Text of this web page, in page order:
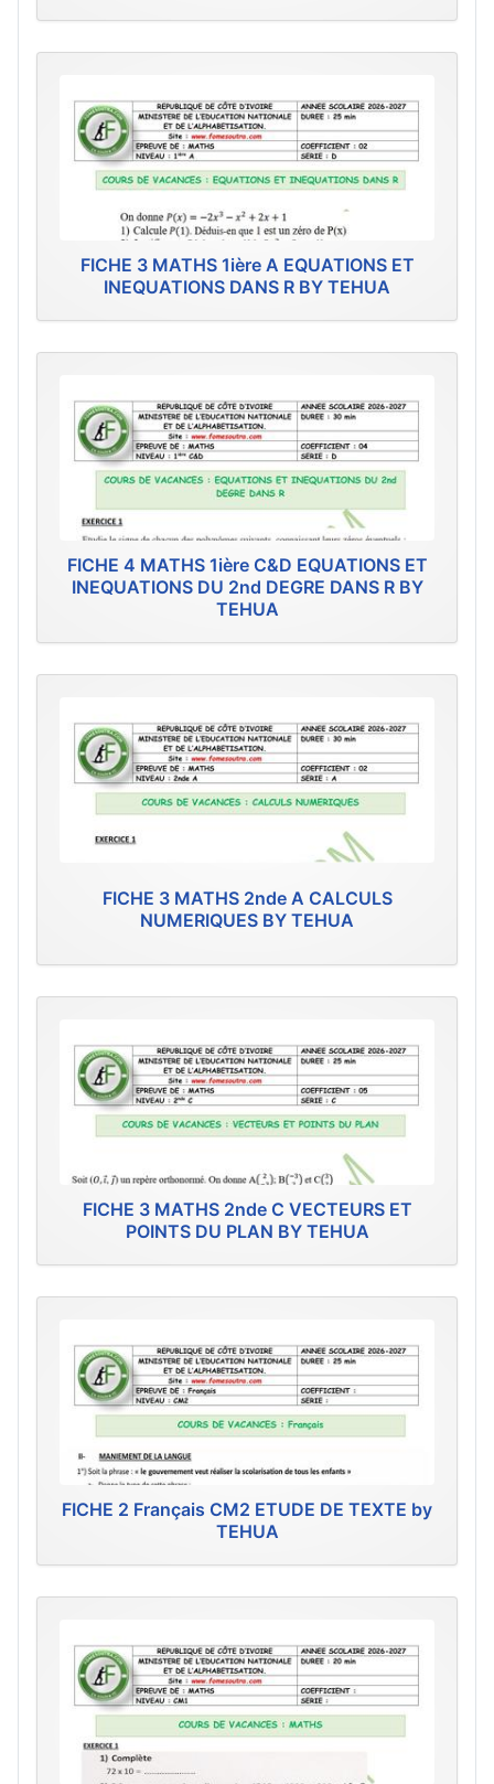
FICHE 3 MATHS 1ière A EQUATIONS ET
INEQUATIONS DANS R BY TEHUA
FICHE 4 MATHS 1ière C&D EQUATIONS ET
INEQUATIONS DU 2nd DEGRE DANS R BY
TEHUA
FICHE 3 MATHS 2nde A CALCULS
NUMERIQUES BY TEHUA
FICHE 3 MATHS 2nde C VECTEURS ET
POINTS DU PLAN BY TEHUA
FICHE 2 Français CM2 ETUDE DE TEXTE by
TEHUA